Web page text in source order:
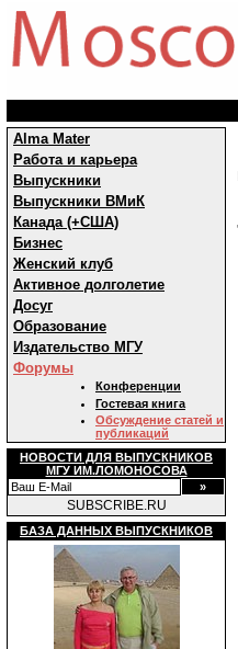
Alma Mater
Работа и карьера
Выпускники
Выпускники ВМиК
Канада (+США)
Бизнес
Женский клуб
Активное долголетие
Досуг
Образование
Издательство МГУ
Форумы
Конференции
Гостевая книга
Обсуждение статей и
публикаций
НОВОСТИ ДЛЯ ВЫПУСКНИКОВ
МГУ ИМ.ЛОМОНОСОВА
SUBSCRIBE.RU
БАЗА ДАННЫХ ВЫПУСКНИКОВ